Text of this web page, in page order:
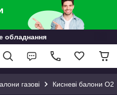
обладнання
газові Кисневі балони О2